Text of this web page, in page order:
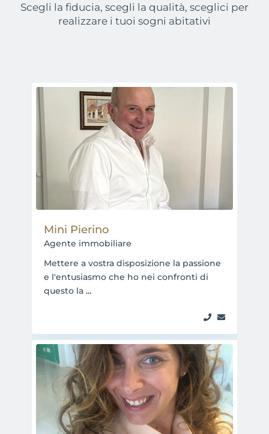
Scegli la fiducia, scegli la qualità, sceglici per
realizzare i tuoi sogni abitativi
Mini Pierino
Agente immobiliare
Mettere a vostra disposizione la passione
e l'entusiasmo che ho nei confronti di
questo la ...